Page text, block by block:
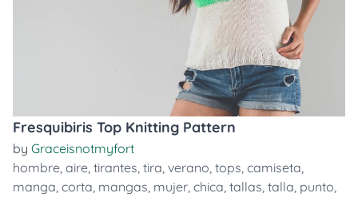
Fresquibiris Top Knitting Pattern
by Graceisnotmyfort
hombre, aire, tirantes, tira, verano, tops, camiseta,
manga, corta, mangas, mujer, chica, tallas, talla, punto,